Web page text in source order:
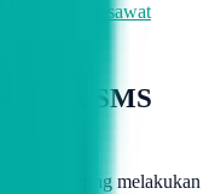
Tiket Pesawat
Paket SMS
yang sering melakukan